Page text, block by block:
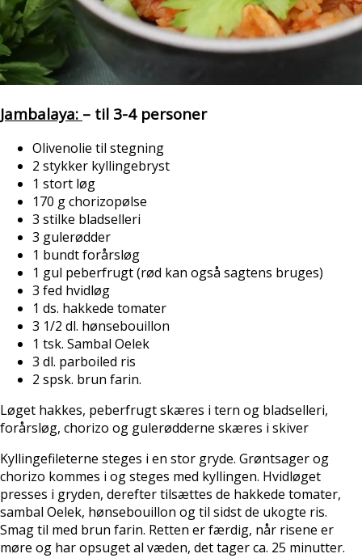
Jambalaya: – til 3-4 personer
Olivenolie til stegning
2 stykker kyllingebryst
1 stort løg
170 g chorizopølse
3 stilke bladselleri
3 gulerødder
1 bundt forårsløg
1 gul peberfrugt (rød kan også sagtens bruges)
3 fed hvidløg
1 ds. hakkede tomater
3 1/2 dl. hønsebouillon
1 tsk. Sambal Oelek
3 dl. parboiled ris
2 spsk. brun farin.
Løget hakkes, peberfrugt skæres i tern og bladselleri,
forårsløg, chorizo og gulerødderne skæres i skiver
Kyllingefileterne steges i en stor gryde. Grøntsager og
chorizo kommes i og steges med kyllingen. Hvidløget
presses i gryden, derefter tilsættes de hakkede tomater,
sambal Oelek, hønsebouillon og til sidst de ukogte ris.
Smag til med brun farin. Retten er færdig, når risene er
møre og har opsuget al væden, det tager ca. 25 minutter.